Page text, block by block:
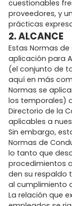
cuestionables
proveedores, y
prácticas
2. ALCANCE
Estas Normas
aplicación para
(el conjunto de
aquí en más
Normas se
los temporales)
Directorio de la
aplicables a
Sin embargo,
Normas de
lo tanto que
procedimientos
den su respaldo
al cumplimiento
La relación que